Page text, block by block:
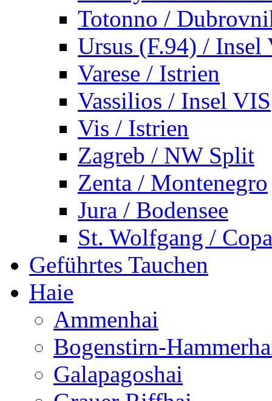
Totonno /
Ursus (F.94) / Insel
Varese / Istrien
Vassilios / Insel VIS
Vis / Istrien
Zagreb / NW Split
Zenta / Montenegro
Jura / Bodensee
St. Wolfgang /
Geführtes Tauchen
Haie
Ammenhai
Bogenstirn-
Galapagoshai